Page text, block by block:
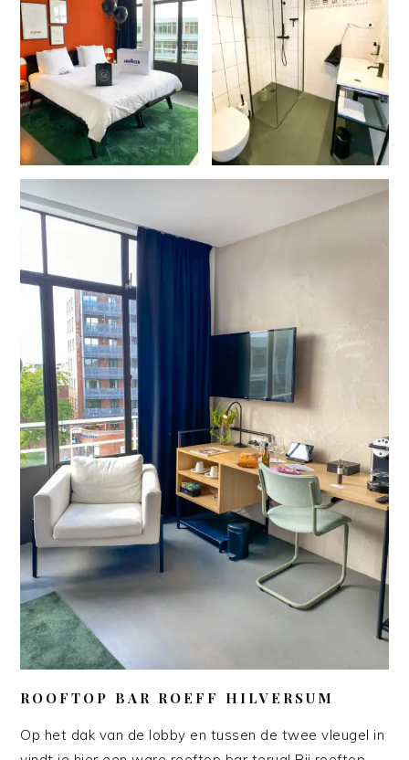
ROOFTOP BAR ROEFF HILVERSUM
Op het dak van de lobby en tussen de twee vleugel in